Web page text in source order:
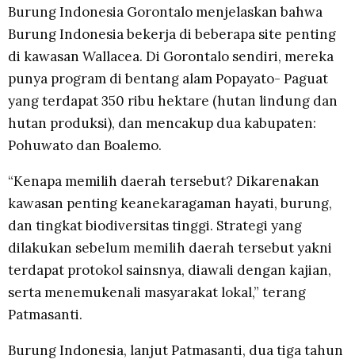
Burung Indonesia Gorontalo menjelaskan bahwa
Burung Indonesia bekerja di beberapa site penting
di kawasan Wallacea. Di Gorontalo sendiri, mereka
punya program di bentang alam Popayato- Paguat
yang terdapat 350 ribu hektare (hutan lindung dan
hutan produksi), dan mencakup dua kabupaten:
Pohuwato dan Boalemo.
“Kenapa memilih daerah tersebut? Dikarenakan
kawasan penting keanekaragaman hayati, burung,
dan tingkat biodiversitas tinggi. Strategi yang
dilakukan sebelum memilih daerah tersebut yakni
terdapat protokol sainsnya, diawali dengan kajian,
serta menemukenali masyarakat lokal,” terang
Patmasanti.
Burung Indonesia, lanjut Patmasanti, dua tiga tahun